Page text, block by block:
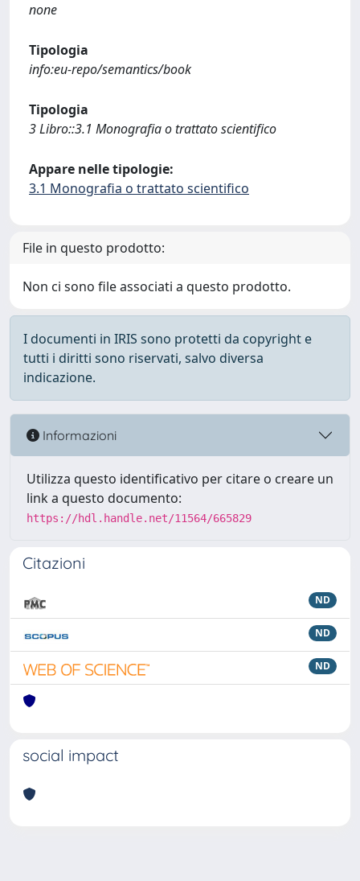
none
Tipologia
info:eu-repo/semantics/book
Tipologia
3 Libro::3.1 Monografia o trattato scientifico
Appare nelle tipologie:
3.1 Monografia o trattato scientifico
File in questo prodotto:
Non ci sono file associati a questo prodotto.
I documenti in IRIS sono protetti da copyright e
tutti i diritti sono riservati, salvo diversa
indicazione.
Informazioni
Utilizza questo identificativo per citare o creare un
link a questo documento:
https://hdl.handle.net/11564/665829
Citazioni
ND
ND
ND
social impact